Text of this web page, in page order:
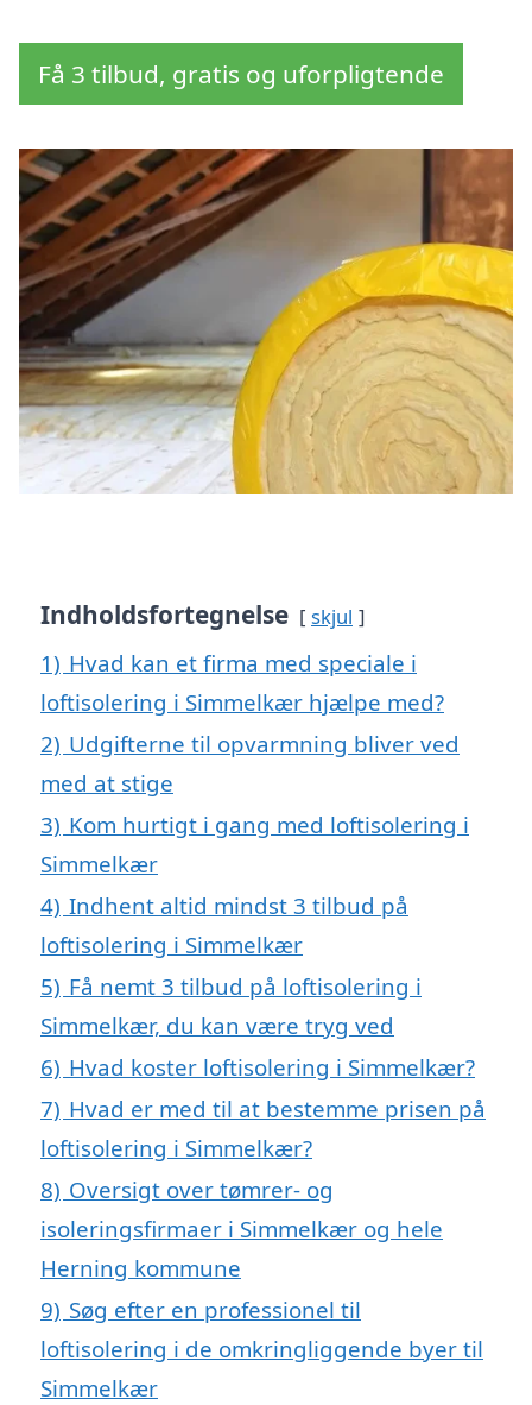
Få 3 tilbud, gratis og uforpligtende
Indholdsfortegnelse skjul
1) Hvad kan et firma med speciale i
loftisolering i Simmelkær hjælpe med?
2) Udgifterne til opvarmning bliver ved
med at stige
3) Kom hurtigt i gang med loftisolering i
Simmelkær
4) Indhent altid mindst 3 tilbud på
loftisolering i Simmelkær
5) Få nemt 3 tilbud på loftisolering i
Simmelkær, du kan være tryg ved
6) Hvad koster loftisolering i Simmelkær?
7) Hvad er med til at bestemme prisen på
loftisolering i Simmelkær?
8) Oversigt over tømrer- og
isoleringsfirmaer i Simmelkær og hele
Herning kommune
9) Søg efter en professionel til
loftisolering i de omkringliggende byer til
Simmelkær